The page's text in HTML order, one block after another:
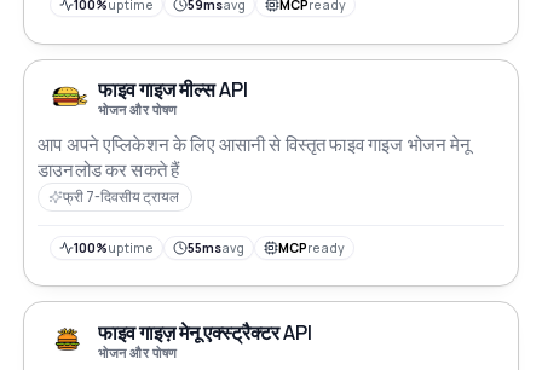
100%uptime 59msavg MCPready
फाइव गाइज मील्स API
भोजन और पोषण
आप अपने एप्लिकेशन के लिए आसानी से विस्तृत फाइव गाइज भोजन मेनू
डाउनलोड कर सकते हैं
फ्री 7-दिवसीय ट्रायल
100%uptime 55msavg MCPready
फाइव गाइज़ मेनू एक्स्ट्रैक्टर API
भोजन और पोषण